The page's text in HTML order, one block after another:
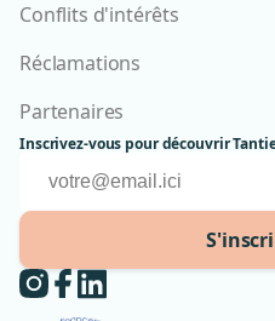
Conflits d'intérêts
Réclamations
Partenaires
Inscrivez-vous pour découvrir